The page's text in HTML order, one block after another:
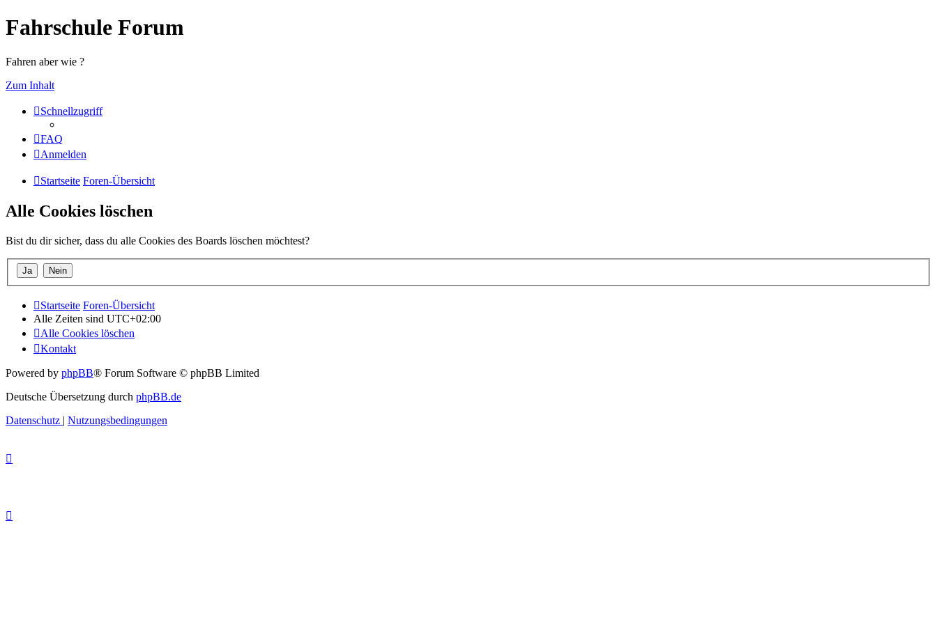
Fahrschule Forum
Fahren aber wie ?
Zum Inhalt
Schnellzugriff
FAQ
Anmelden
Startseite Foren-Übersicht
Alle Cookies löschen
Bist du dir sicher, dass du alle Cookies des Boards löschen möchtest?
Startseite Foren-Übersicht
Alle Zeiten sind UTC+02:00
Alle Cookies löschen
Kontakt
Powered by phpBB® Forum Software © phpBB Limited
Deutsche Übersetzung durch phpBB.de
Datenschutz | Nutzungsbedingungen